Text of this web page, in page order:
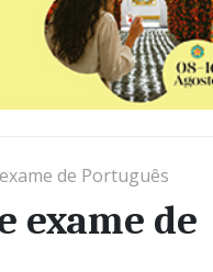
de Português
exame de